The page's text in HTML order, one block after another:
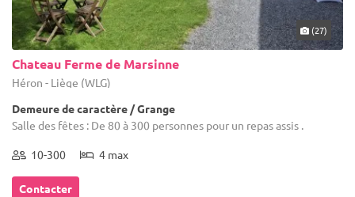
(27)
Chateau Ferme de Marsinne
Héron - Liège (WLG)
Demeure de caractère / Grange
Salle des fêtes : De 80 à 300 personnes pour un repas assis .
10-300 4 max
Contacter